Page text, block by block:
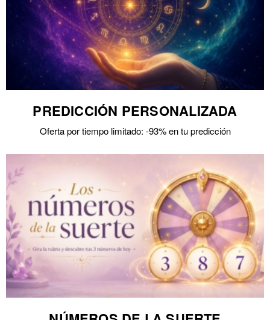
PREDICCIÓN PERSONALIZADA
Oferta por tiempo limitado: -93% en tu predicción